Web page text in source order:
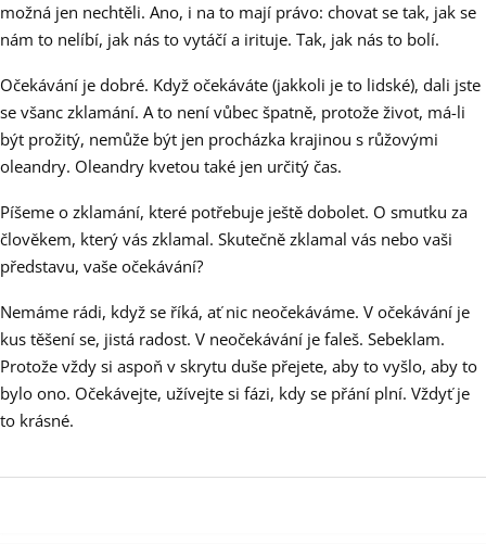
možná jen nechtěli. Ano, i na to mají právo: chovat se tak, jak se
nám to nelíbí, jak nás to vytáčí a irituje. Tak, jak nás to bolí.
Očekávání je dobré. Když očekáváte (jakkoli je to lidské), dali jste
se všanc zklamání. A to není vůbec špatně, protože život, má-li
být prožitý, nemůže být jen procházka krajinou s růžovými
oleandry. Oleandry kvetou také jen určitý čas.
Píšeme o zklamání, které potřebuje ještě dobolet. O smutku za
člověkem, který vás zklamal. Skutečně zklamal vás nebo vaši
představu, vaše očekávání?
Nemáme rádi, když se říká, ať nic neočekáváme. V očekávání je
kus těšení se, jistá radost. V neočekávání je faleš. Sebeklam.
Protože vždy si aspoň v skrytu duše přejete, aby to vyšlo, aby to
bylo ono. Očekávejte, užívejte si fázi, kdy se přání plní. Vždyť je
to krásné.